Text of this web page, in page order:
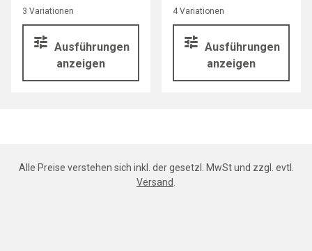
3 Variationen
Ausführungen
anzeigen
4 Variationen
Ausführungen
anzeigen
Alle Preise verstehen sich inkl. der gesetzl. MwSt und zzgl. evtl.
Versand.